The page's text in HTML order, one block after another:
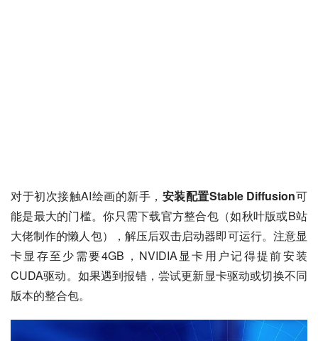
对于初次接触AI绘画的新手， 安装配置Stable Diffusion可
能是最大的门槛。你只需下载官方整合包（如秋叶版或B站
大佬制作的懒人包），解压后双击启动器即可运行。注意显
卡显存至少需要4GB，NVIDIA显卡用户记得提前安装
CUDA驱动。如果遇到报错，尝试更新显卡驱动或切换不同
版本的整合包。